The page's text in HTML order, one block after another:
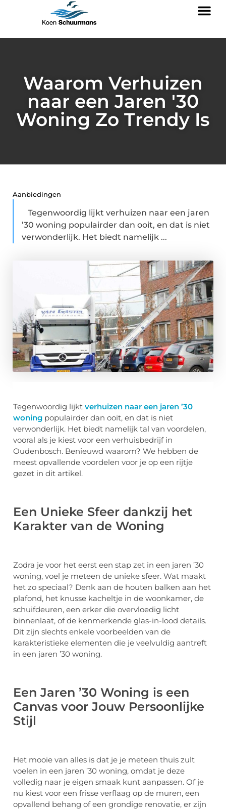
Waarom Verhuizen
naar een Jaren '30
Woning Zo Trendy Is
Aanbiedingen
Tegenwoordig lijkt verhuizen naar een jaren
’30 woning populairder dan ooit, en dat is niet
verwonderlijk. Het biedt namelijk ...
Tegenwoordig lijkt verhuizen naar een jaren ’30
woning populairder dan ooit, en dat is niet
verwonderlijk. Het biedt namelijk tal van voordelen,
vooral als je kiest voor een verhuisbedrijf in
Oudenbosch. Benieuwd waarom? We hebben de
meest opvallende voordelen voor je op een rijtje
gezet in dit artikel.
Een Unieke Sfeer dankzij het
Karakter van de Woning
Zodra je voor het eerst een stap zet in een jaren ’30
woning, voel je meteen de unieke sfeer. Wat maakt
het zo speciaal? Denk aan de houten balken aan het
plafond, het knusse kacheltje in de woonkamer, de
schuifdeuren, een erker die overvloedig licht
binnenlaat, of de kenmerkende glas-in-lood details.
Dit zijn slechts enkele voorbeelden van de
karakteristieke elementen die je veelvuldig aantreft
in een jaren ’30 woning.
Een Jaren ’30 Woning is een
Canvas voor Jouw Persoonlijke
Stijl
Het mooie van alles is dat je je meteen thuis zult
voelen in een jaren ’30 woning, omdat je deze
volledig naar je eigen smaak kunt aanpassen. Of je
nu kiest voor een frisse verflaag op de muren, een
opvallend behang of een grondige renovatie, er zijn